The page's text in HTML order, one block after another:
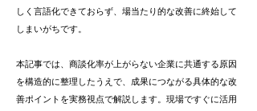
しく言語化できておらず、場当たり的な改善に終始して
しまいがちです。
本記事では、商談化率が上がらない企業に共通する原因
を構造的に整理したうえで、成果につながる具体的な改
善ポイントを実務視点で解説します。現場ですぐに活用